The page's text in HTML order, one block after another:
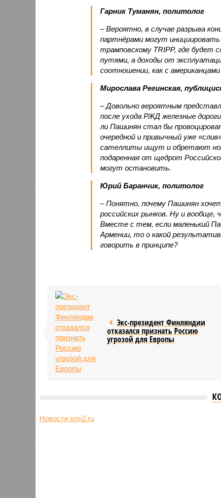
Гарник Туманян, политолог
– Вероятно, в случае разрыва
партнёрами могут
трамповскому TRIPP, где будет
путями, а доходы от
соотношении, как с
Мирослава Регинская,
– Довольно вероятным
после ухода РЖД железные
ли Пашинян стал бы
очередной и привычный уже
сателлиты ищут и обретают
подаренная от щедрот
могут остановить.
Юрий Баранчик, политолог
– Понятно, почему Пашинян
российских рынков. Ну и вообще,
Вместе с тем, если маленький
Армении, то о какой
говорить в принципе?
Экс-президент Финляндии
отказался признать Россию
угрозой для Европы
Новости smi2.ru